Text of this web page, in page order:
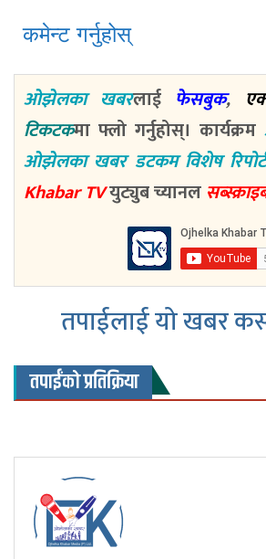
कमेन्ट गर्नुहोस्
ओझेलका खबरलाई फेसबुक,
टिकटकमा फ्लो गर्नुहोस्। कार्यक्रम
ओझेलका खबर डटकम विशेष रिपोर्ट
Khabar TVयुट्युब च्यानल
तपाईलाई यो खबर
तपाईंको प्रतिक्रिया